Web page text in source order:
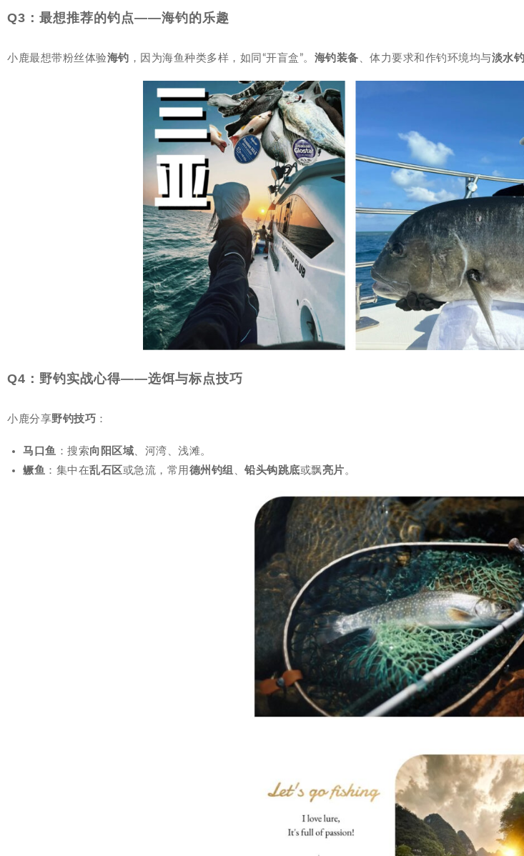
Q3：最想推荐的钓点——海钓的乐趣
小鹿最想带粉丝体验海钓 ，因为海鱼种类多样，如同“开盲盒”。 海钓装备 、体力要求和作钓环境均与淡水钓
Q4：野钓实战心得——选饵与标点技巧
小鹿分享野钓技巧 ：
马口鱼 ：搜索向阳区域、河湾、浅滩。
鳜鱼 ：集中在乱石区或急流，常用 德州钓组 、 铅头钩跳底或飘亮片。